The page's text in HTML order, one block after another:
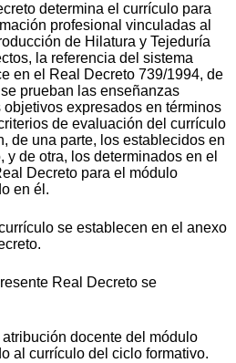
determina el currículo para
profesional vinculadas al
de Hilatura y Tejeduría
la referencia del sistema
en el Real Decreto 739/1994, de
prueban las enseñanzas
expresados en términos
de evaluación del currículo
de una parte, los establecidos en
y de otra, los determinados en el
Decreto para el módulo
en él.
se establecen en el anexo
Real Decreto se
docente del módulo
al currículo del ciclo formativo.